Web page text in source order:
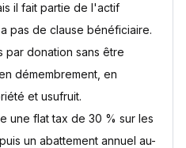
il fait partie de l'actif
pas de clause bénéficiaire.
par donation sans être
démembrement, en
et usufruit.
une flat tax de 30 % sur les
un abattement annuel au-